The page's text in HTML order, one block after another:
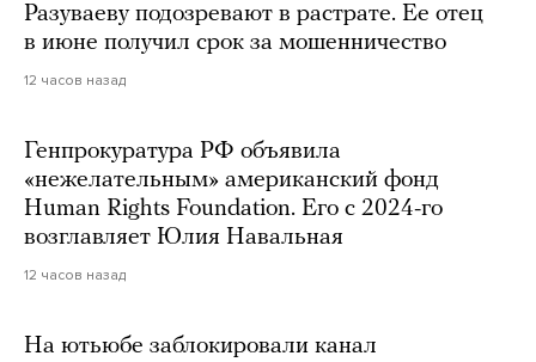
Разуваеву подозревают в растрате. Ее отец
в июне получил срок за мошенничество
12 часов назад
Генпрокуратура РФ объявила
«нежелательным» американский фонд
Human Rights Foundation. Его с 2024-го
возглавляет Юлия Навальная
12 часов назад
На ютьюбе заблокировали канал